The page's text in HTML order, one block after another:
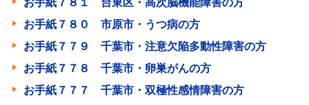
お手紙７８０ 市原市・うつ病の方
お手紙７７９ 千葉市・注意欠陥多動性障害の方
お手紙７７８ 千葉市・卵巣がんの方
お手紙７７７ 千葉市・双極性感情障害の方